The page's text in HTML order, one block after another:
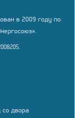
в 2009 году по
со двора